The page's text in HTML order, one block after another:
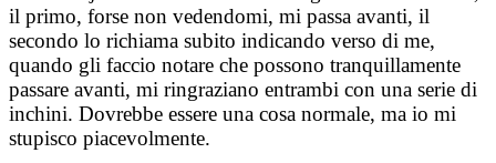
il primo, forse non vedendomi, mi passa avanti, il
secondo lo richiama subito indicando verso di me,
quando gli faccio notare che possono tranquillamente
passare avanti, mi ringraziano entrambi con una serie di
inchini. Dovrebbe essere una cosa normale, ma io mi
stupisco piacevolmente.